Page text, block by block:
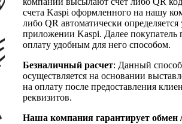
счета Kaspi оформленного на нашу
либо QR автоматически определяется
приложении Kaspi. Далее покупатель
оплату удобным для него способом.
Безналичный расчет: Данный
осуществляется на основании
на оплату после предоставления
реквизитов.
Наша компания гарантирует обмен